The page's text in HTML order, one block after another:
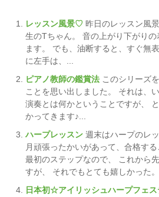
レッスン風景♡ 昨日のレッスン風
生のTちゃん。 音の上がり下がり
ます。 でも、油断すると、すぐ無
に左手は、...
ピアノ教師の鑑賞法 このシリーズ
ことを思い出しました。 それは、
演奏とは何かということですが、
かってきます♪...
ハープレッスン週末はハープのレ
月頑張ったかいがあって、合格す
最初のステップなので、 これから
すが、 それでもとても嬉しかった。
日本初☆アイリッシュハープフェ